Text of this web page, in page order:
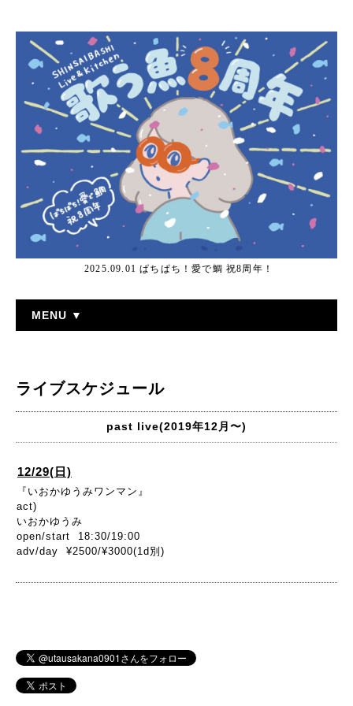
2025.09.01 ぱちぱち！愛で鯛 祝8周年！
MENU ▼
ライブスケジュール
past live(2019年12月〜)
12/29(日)
『いおかゆうみワンマン』
act)
いおかゆうみ
open/start 18:30/19:00
adv/day ¥2500/¥3000(1d別)